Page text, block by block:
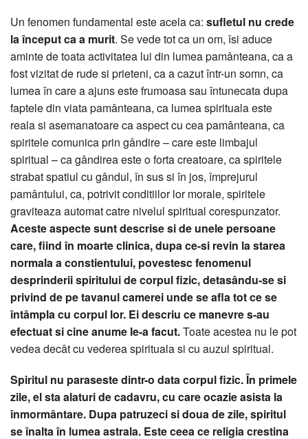
Un fenomen fundamental este acela ca: sufletul nu crede
la început ca a murit. Se vede tot ca un om, îsi aduce
aminte de toata activitatea lui din lumea pamânteana, ca a
fost vizitat de rude si prieteni, ca a cazut într-un somn, ca
lumea în care a ajuns este frumoasa sau întunecata dupa
faptele din viata pamânteana, ca lumea spirituala este
reala si asemanatoare ca aspect cu cea pamânteana, ca
spiritele comunica prin gândire – care este limbajul
spiritual – ca gândirea este o forta creatoare, ca spiritele
strabat spatiul cu gândul, în sus si în jos, împrejurul
pamântului, ca, potrivit conditiilor lor morale, spiritele
graviteaza automat catre nivelul spiritual corespunzator.
Aceste aspecte sunt descrise si de unele persoane
care, fiind în moarte clinica, dupa ce-si revin la starea
normala a constientului, povestesc fenomenul
desprinderii spiritului de corpul fizic, detasându-se si
privind de pe tavanul camerei unde se afla tot ce se
întâmpla cu corpul lor. Ei descriu ce manevre s-au
efectuat si cine anume le-a facut.Toate acestea nu le pot
vedea decât cu vederea spirituala si cu auzul spiritual.
Spiritul nu paraseste dintr-o data corpul fizic. În primele
zile, el sta alaturi de cadavru, cu care ocazie asista la
înmormântare. Dupa patruzeci si doua de zile, spiritul
se înalta în lumea astrala. Este ceea ce religia crestina